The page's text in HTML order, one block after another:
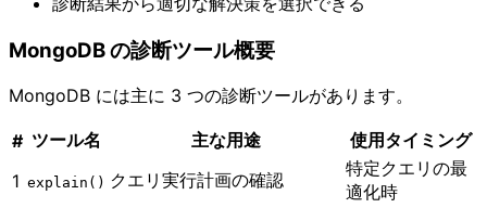
MongoDB の診断ツール概要
MongoDB には主に 3 つの診断ツールがあります。
# ツール名 主な用途
使用タイミング
1 explain() クエリ実行計画の確認
特定クエリの最
適化時